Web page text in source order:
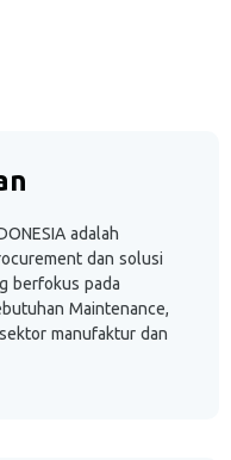
adalah
dan solusi
berfokus pada
Maintenance,
manufaktur dan